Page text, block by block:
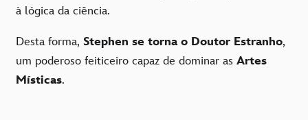
à lógica da ciência.
Desta forma, Stephen se torna o Doutor Estranho,
um poderoso feiticeiro capaz de dominar as Artes
Místicas.